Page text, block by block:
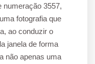
numeração 3557,
fotografia que
ao conduzir o
janela de forma
não apenas uma